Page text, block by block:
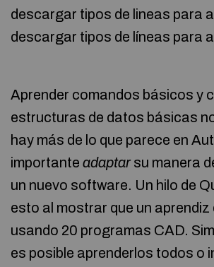
descargar tipos de lineas para
descargar tipos de líneas para
Aprender comandos básicos y
estructuras de datos básicas
hay más de lo que parece en
importante adaptarsu manera
un nuevo software. Un hilo de
esto al mostrar que un aprendiz
usando 20 programas CAD.
es posible aprenderlos todos o